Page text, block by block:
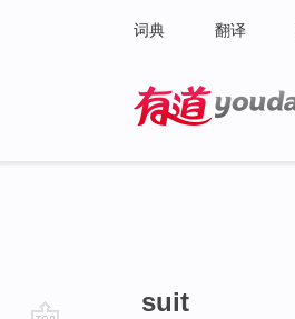
词典 翻译
suit